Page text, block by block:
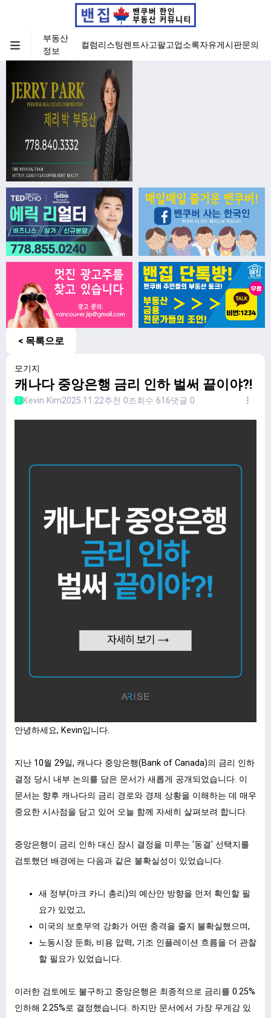
부동산
정보
컬럼리스팅렌트사고팔고업소록자유게시판문의
< 목록으로
모기지
캐나다 중앙은행 금리 인하 벌써 끝이야?!
2 Kevin Kim2025.11.22추천 0조회수 616댓글 0
안녕하세요, Kevin입니다.
지난 10월 29일, 캐나다 중앙은행(Bank of Canada)의 금리 인하
결정 당시 내부 논의를 담은 문서가 새롭게 공개되었습니다. 이
문서는 향후 캐나다의 금리 경로와 경제 상황을 이해하는 데 매우
중요한 시사점을 담고 있어 오늘 함께 자세히 살펴보려 합니다.
중앙은행이 금리 인하 대신 잠시 결정을 미루는 '동결' 선택지를
검토했던 배경에는 다음과 같은 불확실성이 있었습니다.
새 정부(마크 카니 총리)의 예산안 방향을 먼저 확인할 필
요가 있었고,
미국의 보호무역 강화가 어떤 충격을 줄지 불확실했으며,
노동시장 둔화, 비용 압력, 기조 인플레이션 흐름을 더 관찰
할 필요가 있었습니다.
이러한 검토에도 불구하고 중앙은행은 최종적으로 금리를 0.25%
인하해 2.25%로 결정했습니다. 하지만 문서에서 가장 무게감 있